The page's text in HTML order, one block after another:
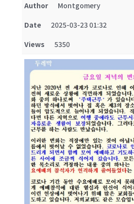
Author
Montgomery
Date
2025-03-23 01:32
Views
5350